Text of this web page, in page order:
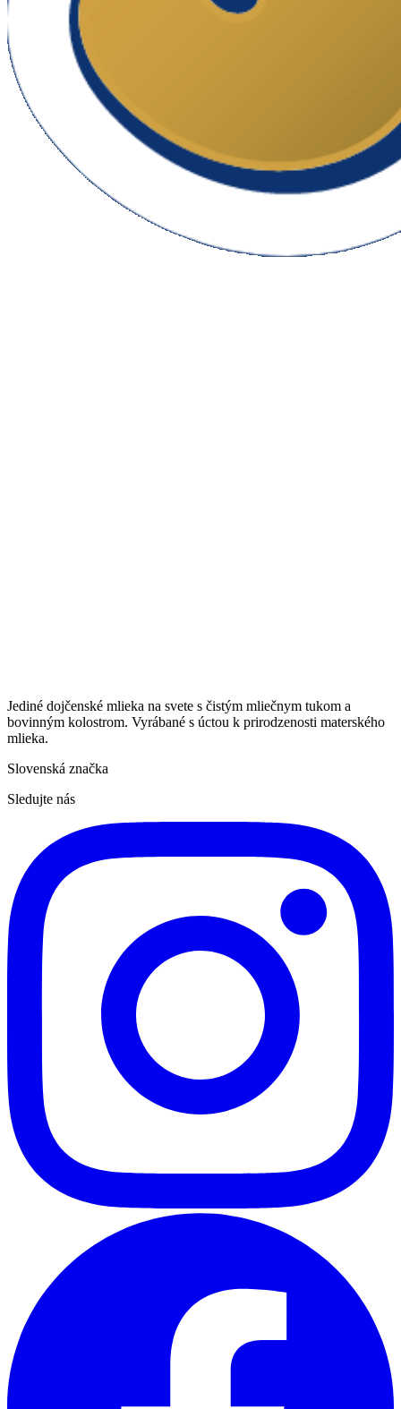
Jediné dojčenské mlieka na svete s čistým mliečnym tukom a
bovinným kolostrom. Vyrábané s úctou k prirodzenosti materského
mlieka.
Slovenská značka
Sledujte nás